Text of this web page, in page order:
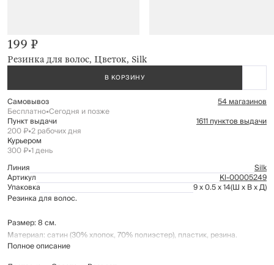
Резинка для волос, Цветок, Silk
199 ₽
В КОРЗИНУ
Самовывоз 54 магазинов
Бесплатно•Сегодня и позже
Пункт выдачи 1611 пунктов выдачи
200 ₽•2 рабочих дня
Курьером
300 ₽•1 день
Линия
Silk
Артикул Kl-00005249
Упаковка 9 x 0.5 x 14(Ш x В x Д)
Резинка для волос.
Размер: 8 см.
Материал: сатин (30% хлопок, 70% полиэстер), пластик, резина.
Полное описание